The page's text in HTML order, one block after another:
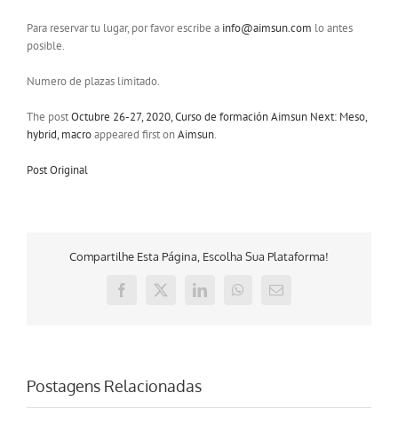
Para reservar tu lugar, por favor escribe a info@aimsun.com lo antes
posible.
Numero de plazas limitado.
The postOctubre 26-27, 2020, Curso de formación Aimsun Next: Meso,
hybrid, macroappeared first onAimsun.
Post Original
Compartilhe Esta Página, Escolha Sua Plataforma!
Facebook
X LinkedInWhatsApp
E-
Postagens Relacionadas